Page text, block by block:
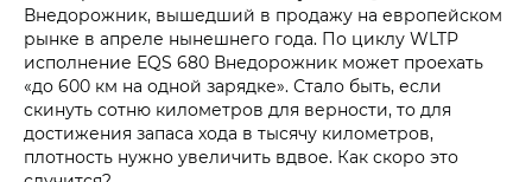
Внедорожник, вышедший в продажу на европейском
рынке в апреле нынешнего года. По циклу WLTP
исполнение EQS 680 Внедорожник может проехать
«до 600 км на одной зарядке». Стало быть, если
скинуть сотню километров для верности, то для
достижения запаса хода в тысячу километров,
плотность нужно увеличить вдвое. Как скоро это